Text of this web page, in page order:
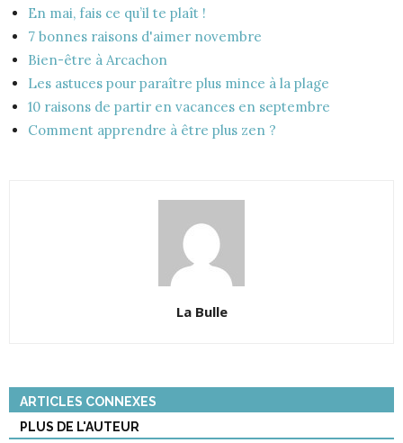
En mai, fais ce qu’il te plaît !
7 bonnes raisons d'aimer novembre
Bien-être à Arcachon
Les astuces pour paraître plus mince à la plage
10 raisons de partir en vacances en septembre
Comment apprendre à être plus zen ?
La Bulle
ARTICLES CONNEXES
PLUS DE L'AUTEUR